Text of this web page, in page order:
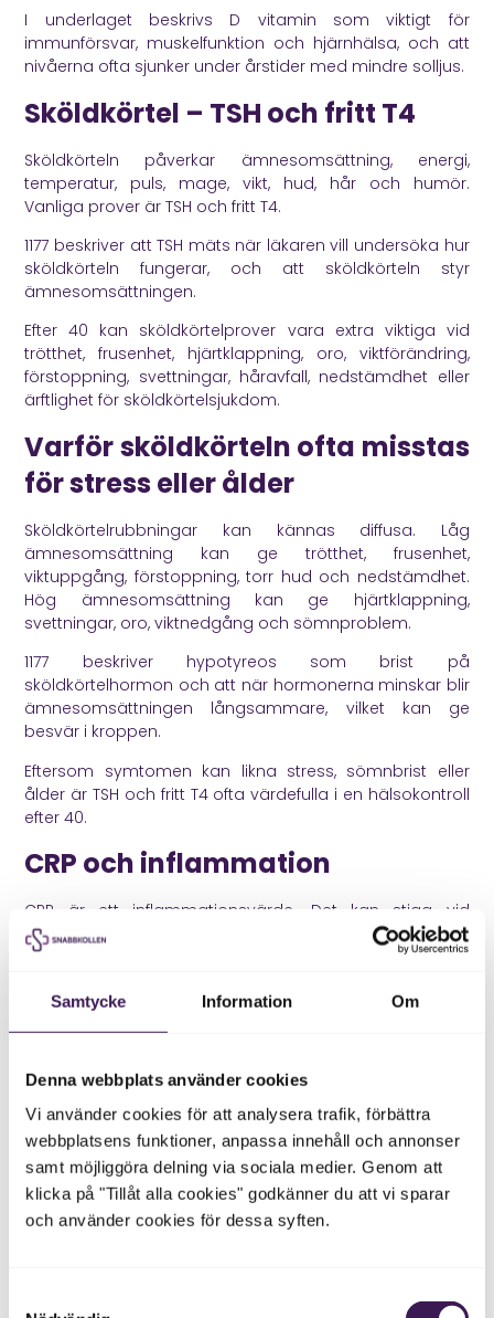
Samtycke Information Om
Denna webbplats använder cookies
Vi använder cookies för att analysera trafik, förbättra
webbplatsens funktioner, anpassa innehåll och annonser
samt möjliggöra delning via sociala medier. Genom att
klicka på "Tillåt alla cookies" godkänner du att vi sparar
och använder cookies för dessa syften.
I underlaget beskrivs D vitamin som viktigt för
immunförsvar, muskelfunktion och hjärnhälsa, och att
nivåerna ofta sjunker under årstider med mindre solljus.
Sköldkörtel – TSH och fritt T4
Sköldkörteln påverkar ämnesomsättning, energi,
temperatur, puls, mage, vikt, hud, hår och humör.
Vanliga prover är TSH och fritt T4.
1177 beskriver att TSH mäts när läkaren vill undersöka hur
sköldkörteln fungerar, och att sköldkörteln styr
ämnesomsättningen.
Efter 40 kan sköldkörtelprover vara extra viktiga vid
trötthet, frusenhet, hjärtklappning, oro, viktförändring,
förstoppning, svettningar, håravfall, nedstämdhet eller
ärftlighet för sköldkörtelsjukdom.
Varför sköldkörteln ofta misstas
för stress eller ålder
Sköldkörtelrubbningar kan kännas diffusa. Låg
ämnesomsättning kan ge trötthet, frusenhet,
viktuppgång, förstoppning, torr hud och nedstämdhet.
Hög ämnesomsättning kan ge hjärtklappning,
svettningar, oro, viktnedgång och sömnproblem.
1177 beskriver hypotyreos som brist på
sköldkörtelhormon och att när hormonerna minskar blir
ämnesomsättningen långsammare, vilket kan ge
besvär i kroppen.
Eftersom symtomen kan likna stress, sömnbrist eller
ålder är TSH och fritt T4 ofta värdefulla i en hälsokontroll
efter 40.
CRP och inflammation
CRP är ett inflammationsvärde. Det kan stiga vid
infektion, inflammation, skada eller annan belastning.
Efter 40 kan CRP vara användbart som stödvärde i en
bedömas tillsammans med symtom, blodstatus och
övriga provsvar.
I underlaget beskrivs CRP som en markör för
inflammatoriska processer och vita blodkroppar som
en del av immunförsvarets aktivitet.